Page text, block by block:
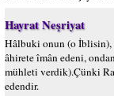
Hayrat Neşriyat
Hâlbuki onun (o
âhirete îmân edeni,
mühleti verdik).Çünki
edendir.